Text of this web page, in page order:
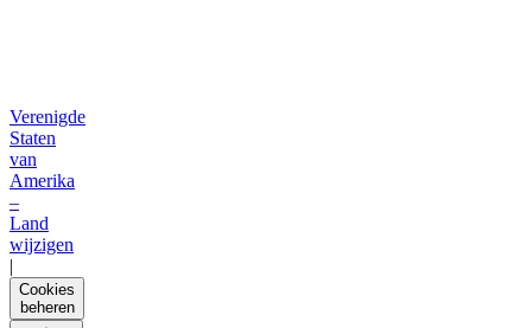
Verenigde
Staten
van
Amerika
–
Land
wijzigen
|
Cookies
beheren